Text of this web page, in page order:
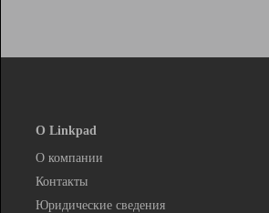
О Linkpad
О компании
Контакты
Юридические сведения